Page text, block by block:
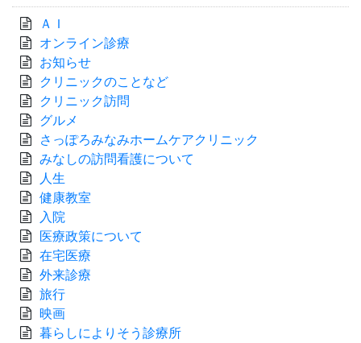
ＡＩ
オンライン診療
お知らせ
クリニックのことなど
クリニック訪問
グルメ
さっぽろみなみホームケアクリニック
みなしの訪問看護について
人生
健康教室
入院
医療政策について
在宅医療
外来診療
旅行
映画
暮らしによりそう診療所